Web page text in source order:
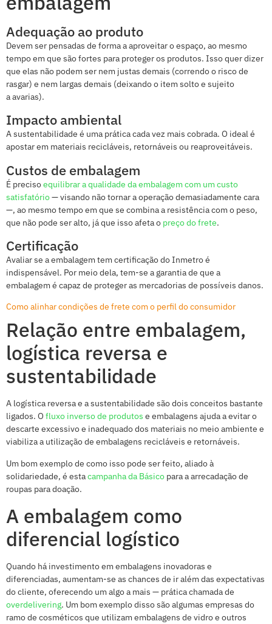
Adequação ao produto
Devem ser pensadas de forma a aproveitar o espaço, ao mesmo
tempo em que são fortes para proteger os produtos. Isso quer dizer
que elas não podem ser nem justas demais (correndo o risco de
rasgar) e nem largas demais (deixando o item solto e sujeito
a avarias).
Impacto ambiental
A sustentabilidade é uma prática cada vez mais cobrada. O ideal é
apostar em materiais recicláveis, retornáveis ou reaproveitáveis.
Custos de embalagem
É precisoequilibrar a qualidade da embalagem com um custo
satisfatório— visando não tornar a operação demasiadamente cara
—, ao mesmo tempo em que se combina a resistência com o peso,
que não pode ser alto, já que isso afeta o preço do frete.
Certificação
Avaliar se a embalagem tem certificação do Inmetro é
indispensável. Por meio dela, tem-se a garantia de que a
embalagem é capaz de proteger as mercadorias de possíveis danos.
Como alinhar condições de frete com o perfil do consumidor
Relação entre embalagem,
logística reversa e
sustentabilidade
A logística reversa e a sustentabilidade são dois conceitos bastante
ligados. O fluxo inverso de produtos e embalagens ajuda a evitar o
descarte excessivo e inadequado dos materiais no meio ambiente e
viabiliza a utilização de embalagens recicláveis e retornáveis.
Um bom exemplo de como isso pode ser feito, aliado à
solidariedade, é estacampanha da Básico para a arrecadação de
roupas para doação.
A embalagem como
diferencial logístico
Quando há investimento em embalagens inovadoras e
diferenciadas, aumentam-se as chances de ir além das expectativas
do cliente, oferecendo um algo a mais — prática chamada de
overdelivering. Um bom exemplo disso são algumas empresas do
ramo de cosméticos que utilizam embalagens de vidro e outros